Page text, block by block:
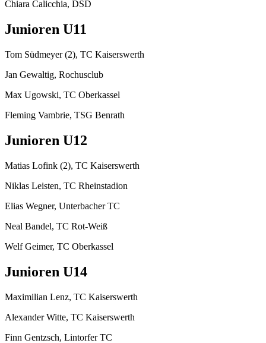
Chiara Calicchia, DSD
Junioren U11
Tom Südmeyer (2), TC Kaiserswerth
Jan Gewaltig, Rochusclub
Max Ugowski, TC Oberkassel
Fleming Vambrie, TSG Benrath
Junioren U12
Matias Lofink (2), TC Kaiserswerth
Niklas Leisten, TC Rheinstadion
Elias Wegner, Unterbacher TC
Neal Bandel, TC Rot-Weiß
Welf Geimer, TC Oberkassel
Junioren U14
Maximilian Lenz, TC Kaiserswerth
Alexander Witte, TC Kaiserswerth
Finn Gentzsch, Lintorfer TC